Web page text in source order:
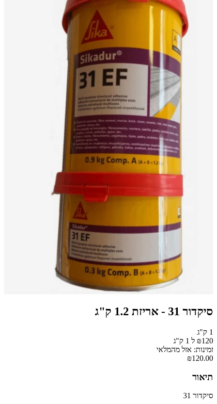
סיקדור 31 - אריזת 1.2 ק"ג
1 ק"ג
₪120 ל 1 ק"ג
זמינות: אזל מהמלאי
₪120.00
תיאור
סיקדור 31